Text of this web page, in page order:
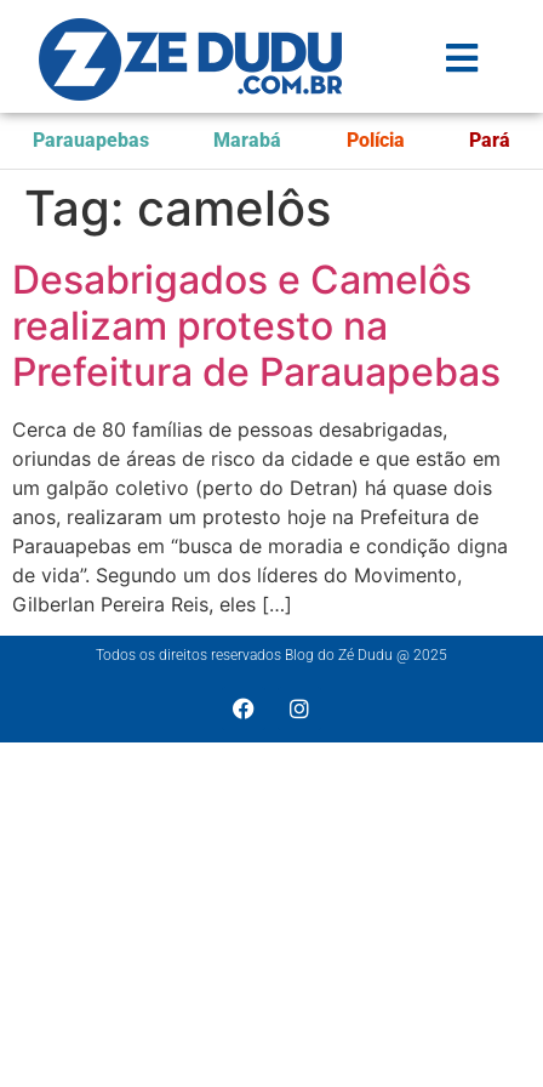
Parauapebas Marabá Polícia Pará
Tag: camelôs
Desabrigados e Camelôs
realizam protesto na
Prefeitura de Parauapebas
Cerca de 80 famílias de pessoas desabrigadas,
oriundas de áreas de risco da cidade e que estão em
um galpão coletivo (perto do Detran) há quase dois
anos, realizaram um protesto hoje na Prefeitura de
Parauapebas em “busca de moradia e condição digna
de vida”. Segundo um dos líderes do Movimento,
Gilberlan Pereira Reis, eles […]
Todos os direitos reservados Blog do Zé Dudu @ 2025